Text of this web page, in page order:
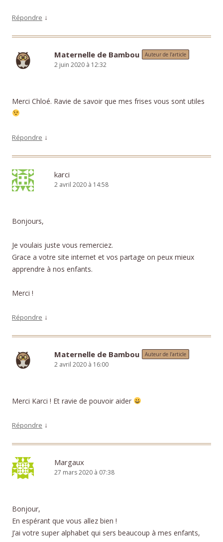
Répondre ↓
Maternelle de Bambou Auteur de l’article
2 juin 2020 à 12:32
Merci Chloé. Ravie de savoir que mes frises vous sont utiles
Répondre ↓
karci
2 avril 2020 à 14:58
Bonjours,
Je voulais juste vous remerciez.
Grace a votre site internet et vos partage on peux mieux
apprendre à nos enfants.
Merci !
Répondre ↓
Maternelle de Bambou Auteur de l’article
2 avril 2020 à 16:00
Merci Karci ! Et ravie de pouvoir aider
Répondre ↓
Margaux
27 mars 2020 à 07:38
Bonjour,
En espérant que vous allez bien !
J’ai votre super alphabet qui sers beaucoup à mes enfants,